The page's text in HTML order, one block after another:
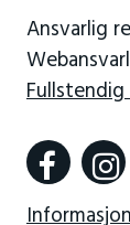
Ansvarlig